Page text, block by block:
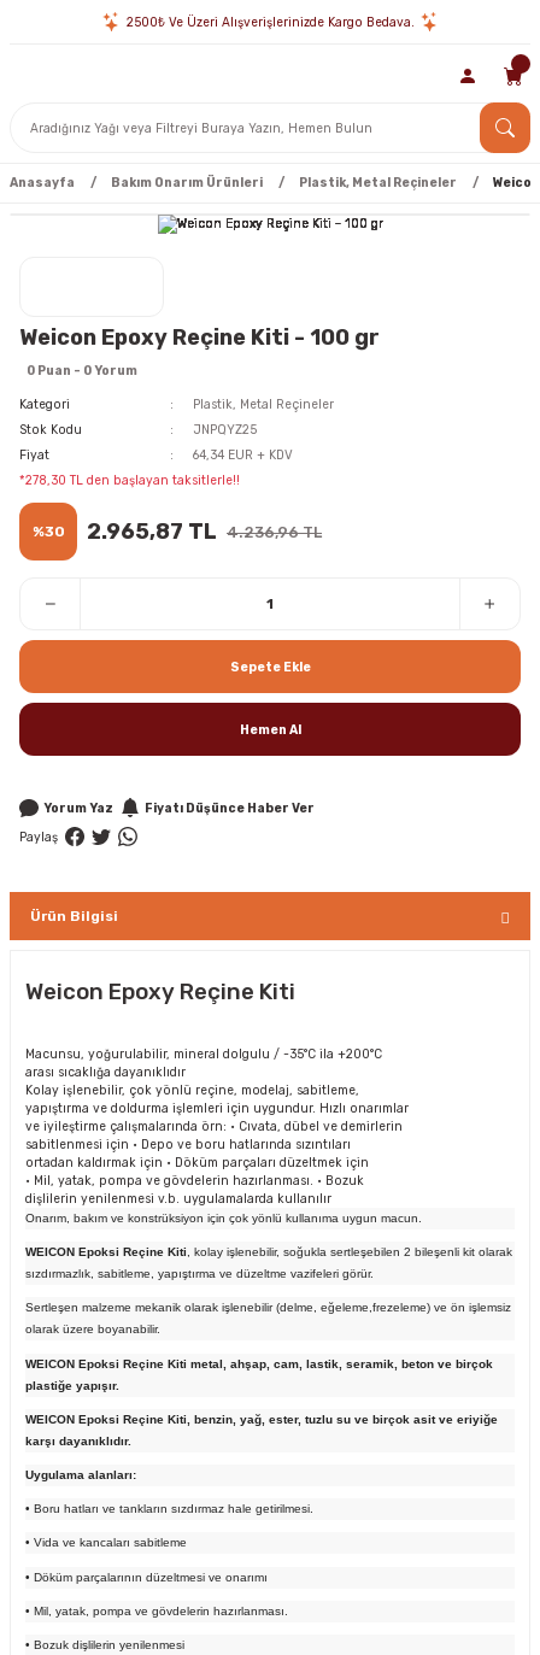
2500₺ Ve Üzeri Alışverişlerinizde Kargo Bedava.
Anasayfa Bakım Onarım Ürünleri Plastik, Metal Reçineler
Weicon Epoxy Reçine Kiti - 100 gr
0 Puan - 0 Yorum
Kategori
Plastik, Metal Reçineler
Stok Kodu
JNPQYZ25
Fiyat
64,34 EUR + KDV
*278,30 TL den başlayan taksitlerle!!
%30 2.965,87 TL 4.236,96 TL
Sepete Ekle
Hemen Al
Yorum Yaz
Fiyatı Düşünce Haber Ver
Paylaş
Ürün Bilgisi
Weicon Epoxy Reçine Kiti
Macunsu, yoğurulabilir, mineral dolgulu / -35°C ila +200°C
arası sıcaklığa dayanıklıdır
Kolay işlenebilir, çok yönlü reçine, modelaj, sabitleme,
yapıştırma ve doldurma işlemleri için uygundur. Hızlı onarımlar
ve iyileştirme çalışmalarında örn: • Cıvata, dübel ve demirlerin
sabitlenmesi için • Depo ve boru hatlarında sızıntıları
ortadan kaldırmak için • Döküm parçaları düzeltmek için
• Mil, yatak, pompa ve gövdelerin hazırlanması. • Bozuk
dişlilerin yenilenmesi v.b. uygulamalarda kullanılır
Onarım, bakım ve konstrüksiyon için çok yönlü kullanıma uygun macun.
WEICON Epoksi Reçine Kiti , kolay işlenebilir, soğukla sertleşebilen 2 bileşenli kit olarak
sızdırmazlık, sabitleme, yapıştırma ve düzeltme vazifeleri görür.
Sertleşen malzeme mekanik olarak işlenebilir (delme, eğeleme,frezeleme) ve ön işlemsiz
olarak üzere boyanabilir.
WEICON Epoksi Reçine Kiti metal, ahşap, cam, lastik, seramik, beton ve birçok
plastiğe yapışır.
WEICON Epoksi Reçine Kiti, benzin, yağ, ester, tuzlu su ve birçok asit ve eriyiğe
karşı dayanıklıdır.
Uygulama alanları:
• Boru hatları ve tankların sızdırmaz hale getirilmesi.
• Vida ve kancaları sabitleme
• Döküm parçalarının düzeltmesi ve onarımı
• Mil, yatak, pompa ve gövdelerin hazırlanması.
• Bozuk dişlilerin yenilenmesi